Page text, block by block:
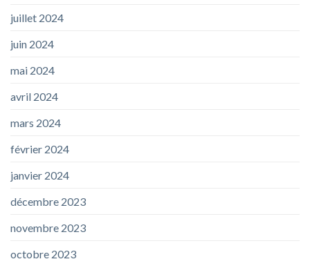
juillet 2024
juin 2024
mai 2024
avril 2024
mars 2024
février 2024
janvier 2024
décembre 2023
novembre 2023
octobre 2023